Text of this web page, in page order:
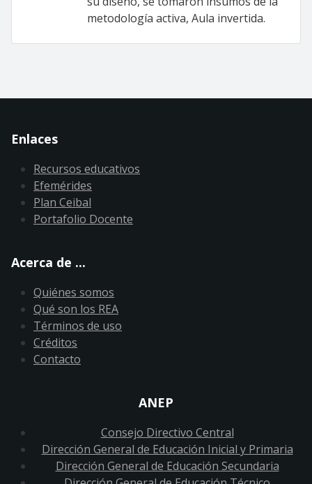
metodología activa, Aula invertida.
Enlaces
Recursos educativos
Efemérides
Plan Ceibal
Portafolio Docente
Acerca de ...
Quiénes somos
Qué son los REA
Términos de uso
Créditos
Contacto
ANEP
Consejo Directivo Central
Dirección General de Educación Inicial y Primaria
Dirección General de Educación Secundaria